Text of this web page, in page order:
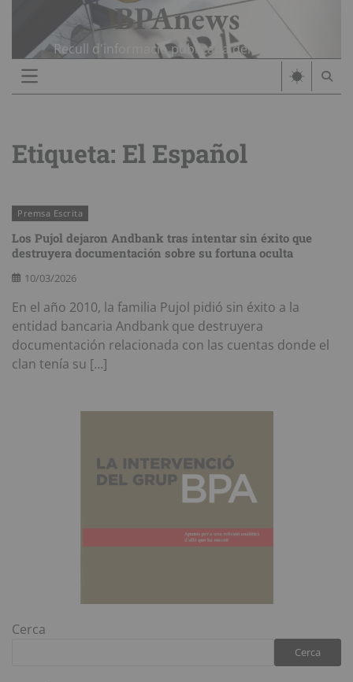
content
BPAnews
Recull d'informació publicada del cas BPA
Etiqueta: El Español
Premsa Escrita
Los Pujol dejaron Andbank tras intentar sin éxito que
destruyera documentación sobre su fortuna oculta
10/03/2026
En el año 2010, la familia Pujol pidió sin éxito a la
entidad bancaria Andbank que destruyera
documentación relacionada con las cuentas donde el
clan tenía su […]
Cerca
Cerca